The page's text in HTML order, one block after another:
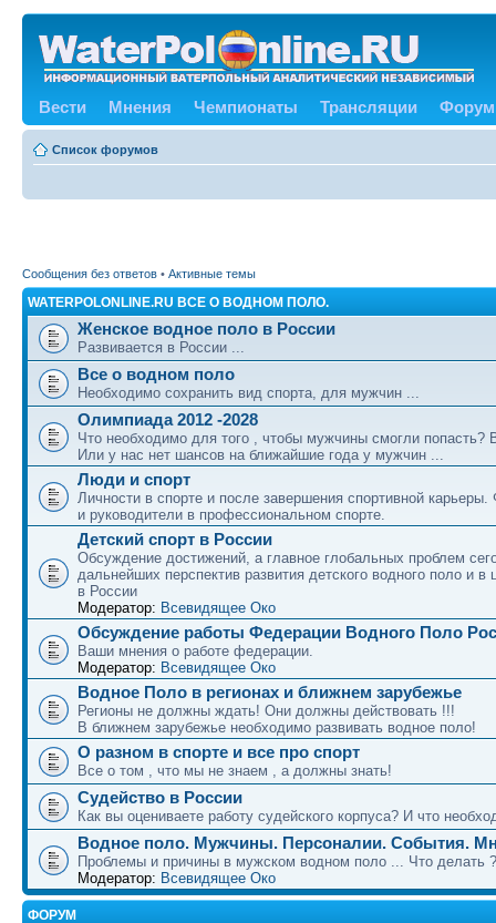
Вести Мнения Чемпионаты Трансляции Форум
Список форумов
Сообщения без ответов • Активные темы
WATERPOLONLINE.RU ВСЕ О ВОДНОМ ПОЛО.
Женское водное поло в России
Развивается в России ...
Все о водном поло
Необходимо сохранить вид спорта, для мужчин ...
Олимпиада 2012 -2028
Что необходимо для того , чтобы мужчины смогли попасть?
Или у нас нет шансов на ближайшие года у мужчин ...
Люди и спорт
Личности в спорте и после завершения спортивной карьеры.
и руководители в профессиональном спорте.
Детский спорт в России
Обсуждение достижений, а главное глобальных проблем
дальнейших перспектив развития детского водного поло и в
в России
Модератор: Всевидящее Око
Обсуждение работы Федерации Водного Поло
Ваши мнения о работе федерации.
Модератор: Всевидящее Око
Водное Поло в регионах и ближнем зарубежье
Регионы не должны ждать! Они должны действовать !!!
В ближнем зарубежье необходимо развивать водное поло!
О разном в спорте и все про спорт
Все о том , что мы не знаем , а должны знать!
Судейство в России
Как вы оцениваете работу судейского корпуса? И что
Водное поло. Мужчины. Персоналии. События.
Проблемы и причины в мужском водном поло ... Что делать ?
Модератор: Всевидящее Око
ФОРУМ